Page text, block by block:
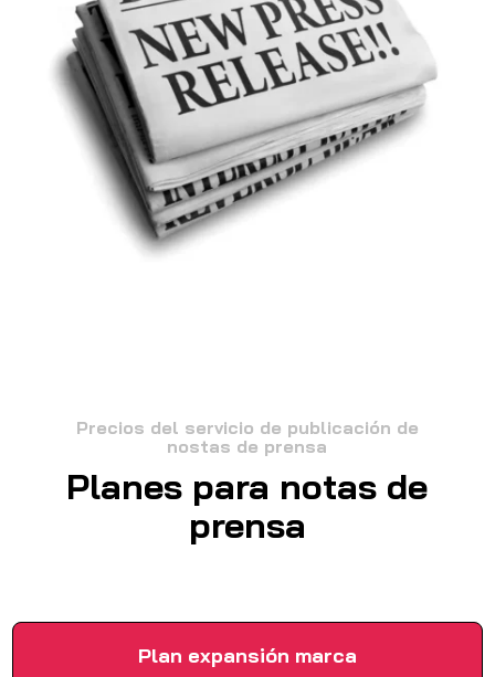
Precios del servicio de publicación de
nostas de prensa
Planes para notas de
prensa
Plan expansión marca